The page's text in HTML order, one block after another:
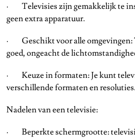
· Televisies zijn gemakkelijk te
geen extra apparatuur.
· Geschikt voor alle omgevingen:
goed, ongeacht de
· Keuze in formaten: Je kunt
verschillende formaten en resoluties.
Nadelen van een televisie:
· Beperkte schermgrootte: